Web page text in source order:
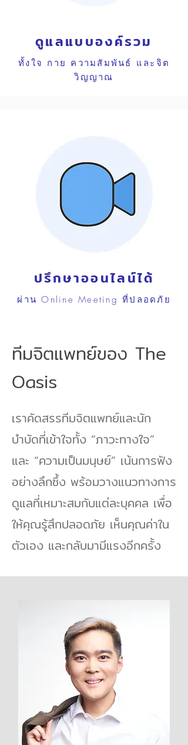
ดูแลแบบองค์รวม
ทั้งใจ กาย ความสัมพันธ์ และจิต
วิญญาณ
ปรึกษาออนไลน์ได้
ผ่าน Online Meeting ที่ปลอดภัย
ทีมจิตแพทย์ของ The
Oasis
เราคัดสรรทีมจิตแพทย์และนัก
บำบัดที่เข้าใจทั้ง “ภาวะทางใจ”
และ “ความเป็นมนุษย์” เน้นการฟัง
อย่างลึกซึ้ง พร้อมวางแนวทางการ
ดูแลที่เหมาะสมกับแต่ละบุคคล เพื่อ
ให้คุณรู้สึกปลอดภัย เห็นคุณค่าใน
ตัวเอง และกลับมามีแรงอีกครั้ง